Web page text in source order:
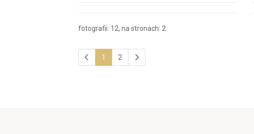
fotografii: 12, na stronach: 2
1 2